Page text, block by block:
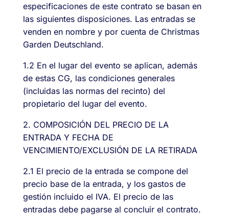
especificaciones de este contrato se basan en
las siguientes disposiciones. Las entradas se
venden en nombre y por cuenta de Christmas
Garden Deutschland.
1.2 En el lugar del evento se aplican, además
de estas CG, las condiciones generales
(incluidas las normas del recinto) del
propietario del lugar del evento.
2. COMPOSICIÓN DEL PRECIO DE LA
ENTRADA Y FECHA DE
VENCIMIENTO/EXCLUSIÓN DE LA RETIRADA
2.1 El precio de la entrada se compone del
precio base de la entrada, y los gastos de
gestión incluido el IVA. El precio de las
entradas debe pagarse al concluir el contrato.